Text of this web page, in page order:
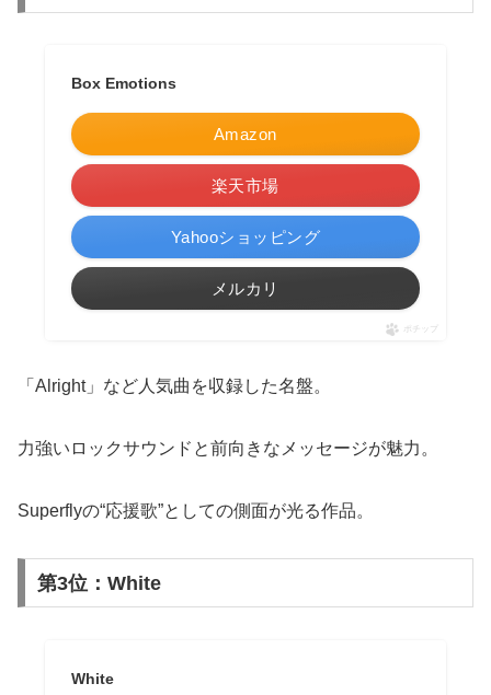
Box Emotions
Amazon
楽天市場
Yahooショッピング
メルカリ
ポチップ
「Alright」など人気曲を収録した名盤。
力強いロックサウンドと前向きなメッセージが魅力。
Superflyの“応援歌”としての側面が光る作品。
第3位：White
White